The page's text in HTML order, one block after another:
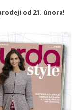
od 21. února!